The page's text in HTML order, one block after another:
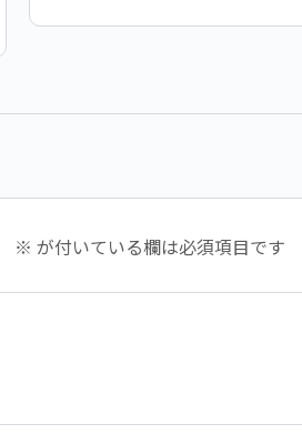
※ が付いている欄は必須項目です